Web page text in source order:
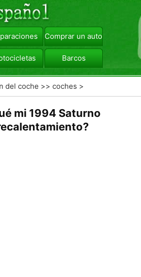
Comprar un automóvil
Barcos
del coche >>coches >
mi 1994 Saturno